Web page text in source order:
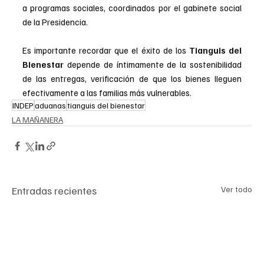
a programas sociales, coordinados por el gabinete social
de la Presidencia.
Es importante recordar que el éxito de los Tianguis del
Bienestar depende de íntimamente de la sostenibilidad
de las entregas, verificación de que los bienes lleguen
efectivamente a las familias más vulnerables.
INDEPaduanastianguis del bienestar
LA MAÑANERA
Entradas recientes Ver todo